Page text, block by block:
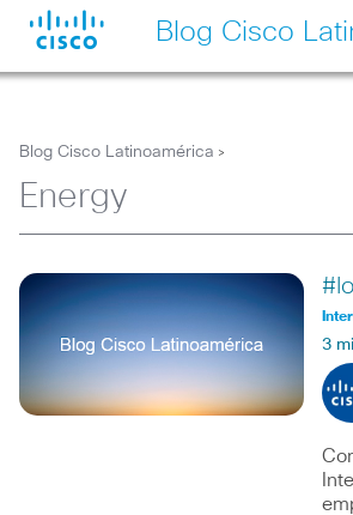
Blog Cisco
Blog Cisco Latinoamérica >
Energy
3